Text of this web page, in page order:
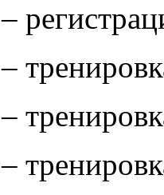
–
–
–
–